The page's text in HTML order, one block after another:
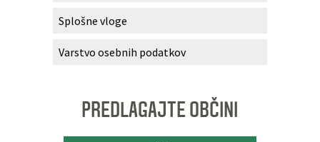
Splošne vloge
Varstvo osebnih podatkov
PREDLAGAJTE OBČINI